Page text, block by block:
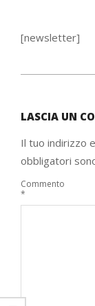
[newsletter]
12
LASCIA UN
Il tuo indirizzo
obbligatori
Commento
*